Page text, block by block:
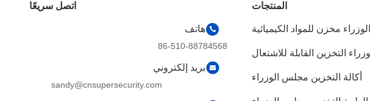
المنتجات
مخزن للمواد الكيميائية
التخزين القابلة للاشتعال
أكالة التخزين مجلس الوزراء
اتصل سريعًا
هاتف
86-510-88784568
بريد إلكتروني
sandy@cnsupersecurity.com